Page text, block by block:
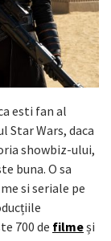
esti fan al
Star Wars, daca
showbiz-ului,
buna. O sa
si seriale pe
700 de filmeși